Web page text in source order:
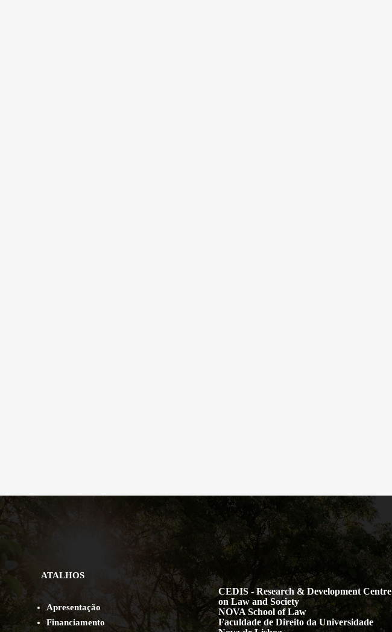
ATALHOS
Apresentação
Financiamento
CEDIS - Research & Development Centre
on Law and Society
NOVA School of Law
Faculdade de Direito da Universidade